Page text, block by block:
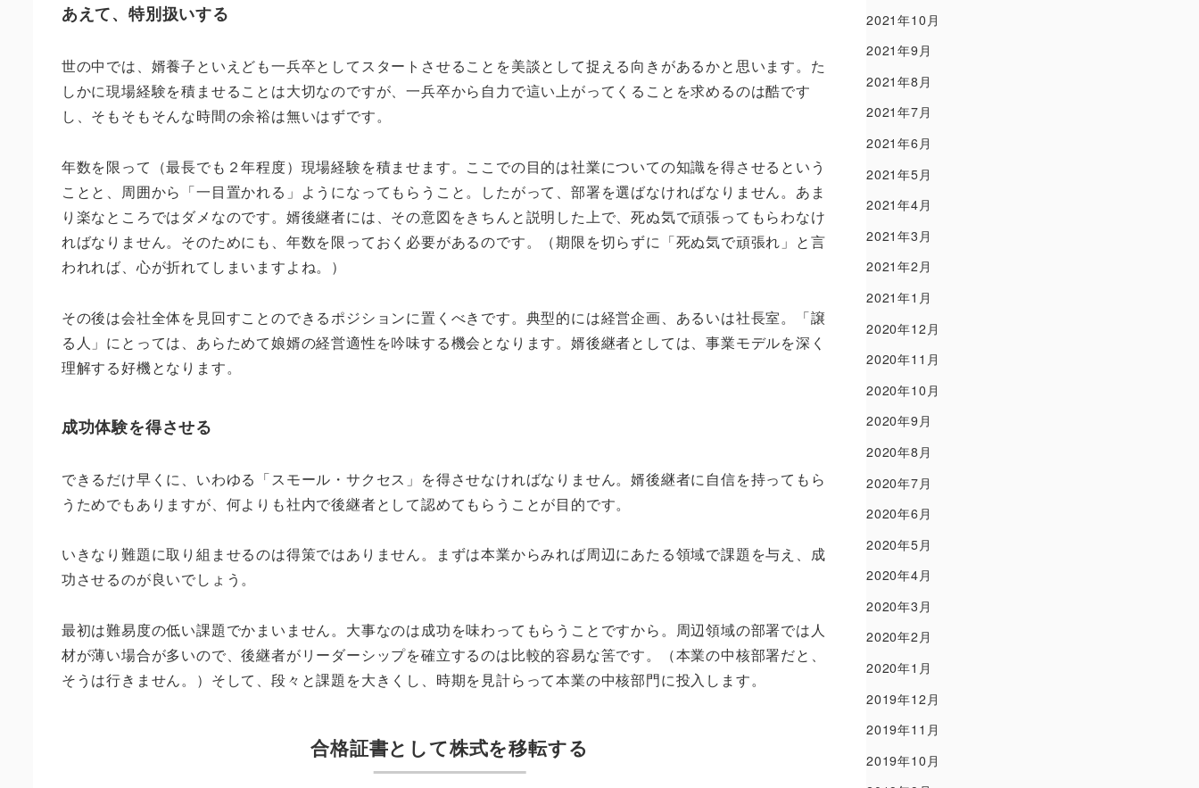
あえて、特別扱いする
世の中では、婿養子といえども一兵卒としてスタートさせることを美談として捉える向きがあるかと思います。た
しかに現場経験を積ませることは大切なのですが、一兵卒から自力で這い上がってくることを求めるのは酷です
し、そもそもそんな時間の余裕は無いはずです。
年数を限って（最長でも２年程度）現場経験を積ませます。ここでの目的は社業についての知識を得させるという
ことと、周囲から「一目置かれる」ようになってもらうこと。したがって、部署を選ばなければなりません。あま
り楽なところではダメなのです。婿後継者には、その意図をきちんと説明した上で、死ぬ気で頑張ってもらわなけ
ればなりません。そのためにも、年数を限っておく必要があるのです。（期限を切らずに「死ぬ気で頑張れ」と言
われれば、心が折れてしまいますよね。）
その後は会社全体を見回すことのできるポジションに置くべきです。典型的には経営企画、あるいは社長室。「譲
る人」にとっては、あらためて娘婿の経営適性を吟味する機会となります。婿後継者としては、事業モデルを深く
理解する好機となります。
成功体験を得させる
できるだけ早くに、いわゆる「スモール・サクセス」を得させなければなりません。婿後継者に自信を持ってもら
うためでもありますが、何よりも社内で後継者として認めてもらうことが目的です。
いきなり難題に取り組ませるのは得策ではありません。まずは本業からみれば周辺にあたる領域で課題を与え、成
功させるのが良いでしょう。
最初は難易度の低い課題でかまいません。大事なのは成功を味わってもらうことですから。周辺領域の部署では人
材が薄い場合が多いので、後継者がリーダーシップを確立するのは比較的容易な筈です。（本業の中核部署だと、
そうは行きません。）そして、段々と課題を大きくし、時期を見計らって本業の中核部門に投入します。
合格証書として株式を移転する
2021年10月
2021年9月
2021年8月
2021年7月
2021年6月
2021年5月
2021年4月
2021年3月
2021年2月
2021年1月
2020年12月
2020年11月
2020年10月
2020年9月
2020年8月
2020年7月
2020年6月
2020年5月
2020年4月
2020年3月
2020年2月
2020年1月
2019年12月
2019年11月
2019年10月